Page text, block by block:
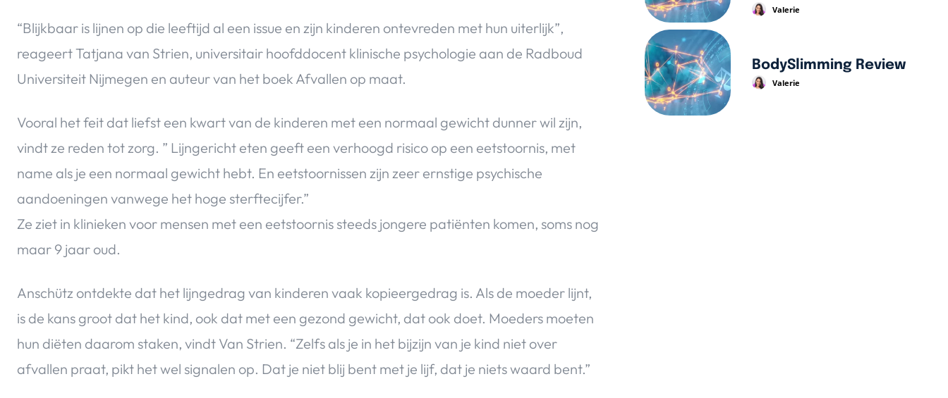
“Blijkbaar is lijnen op die leeftijd al een issue en zijn kinderen ontevreden met hun uiterlijk”,
reageert Tatjana van Strien, universitair hoofddocent klinische psychologie aan de Radboud
Universiteit Nijmegen en auteur van het boek Afvallen op maat.
Vooral het feit dat liefst een kwart van de kinderen met een normaal gewicht dunner wil zijn,
vindt ze reden tot zorg. ” Lijngericht eten geeft een verhoogd risico op een eetstoornis, met
name als je een normaal gewicht hebt. En eetstoornissen zijn zeer ernstige psychische
aandoeningen vanwege het hoge sterftecijfer.”
Ze ziet in klinieken voor mensen met een eetstoornis steeds jongere patiënten komen, soms nog
maar 9 jaar oud.
Anschütz ontdekte dat het lijngedrag van kinderen vaak kopieergedrag is. Als de moeder lijnt,
is de kans groot dat het kind, ook dat met een gezond gewicht, dat ook doet. Moeders moeten
hun diëten daarom staken, vindt Van Strien. “Zelfs als je in het bijzijn van je kind niet over
afvallen praat, pikt het wel signalen op. Dat je niet blij bent met je lijf, dat je niets waard bent.”
Valerie
BodySlimming Review
Valerie